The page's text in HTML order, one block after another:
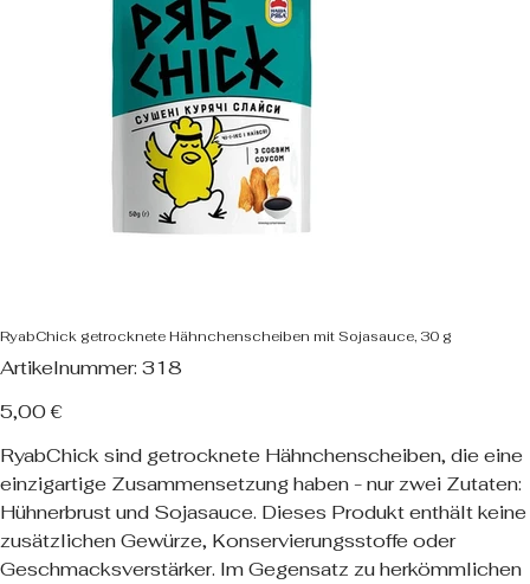
RyabChick getrocknete Hähnchenscheiben mit Sojasauce, 30 g
Artikelnummer: Artikelnummer:
318
318
Preis
5,00 €
RyabChick sind getrocknete Hähnchenscheiben, die eine
einzigartige Zusammensetzung haben - nur zwei Zutaten:
Hühnerbrust und Sojasauce. Dieses Produkt enthält keine
zusätzlichen Gewürze, Konservierungsstoffe oder
Geschmacksverstärker. Im Gegensatz zu herkömmlichen